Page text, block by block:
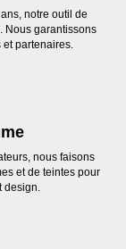
notre outil de
Nous garantissons
partenaires.
nous faisons
et de teintes pour
design.